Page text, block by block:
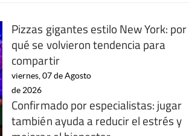
Pizzas gigantes estilo New York: por
qué se volvieron tendencia para
compartir
viernes, 07 de Agosto
de 2026
Confirmado por especialistas: jugar
también ayuda a reducir el estrés y